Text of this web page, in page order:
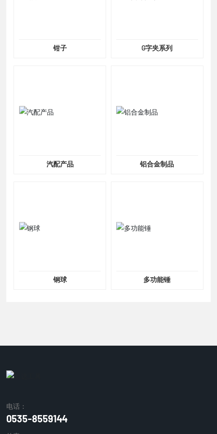
钳子 G字夹系列
汽配产品 铝合金制品
钢球 多功能锤
电话：
0535-8559144